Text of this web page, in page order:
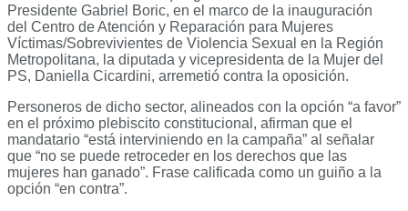
Presidente Gabriel Boric, en el marco de la inauguración
del Centro de Atención y Reparación para Mujeres
Víctimas/Sobrevivientes de Violencia Sexual en la Región
Metropolitana, la diputada y vicepresidenta de la Mujer del
PS, Daniella Cicardini, arremetió contra la oposición.
Personeros de dicho sector, alineados con la opción “a favor”
en el próximo plebiscito constitucional, afirman que el
mandatario “está interviniendo en la campaña” al señalar
que “no se puede retroceder en los derechos que las
mujeres han ganado”. Frase calificada como un guiño a la
opción “en contra”.